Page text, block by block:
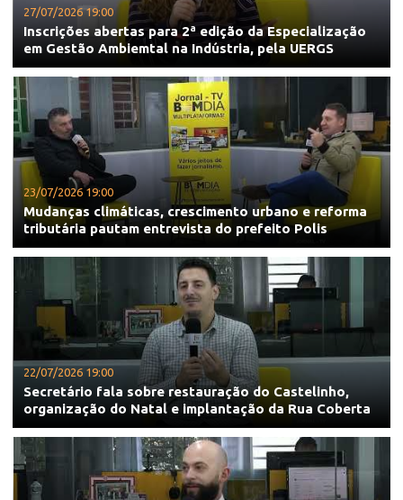
27/07/2026 19:00
Inscrições abertas para 2ª edição da Especialização
em Gestão Ambiemtal na Indústria, pela UERGS
23/07/2026 19:00
Mudanças climáticas, crescimento urbano e reforma
tributária pautam entrevista do prefeito Polis
22/07/2026 19:00
Secretário fala sobre restauração do Castelinho,
organização do Natal e implantação da Rua Coberta